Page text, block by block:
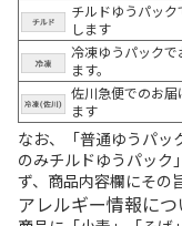
チルドゆうパック
します
冷凍ゆうパックで
ます。
佐川急便でのお届
ます
なお、「普通ゆうパッ
のみチルドゆうパック
ず、商品内容欄にその
アレルギー情報につ